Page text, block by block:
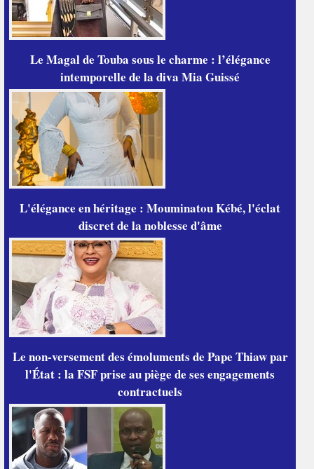
Le Magal de Touba sous le charme : l’élégance
intemporelle de la diva Mia Guissé
L'élégance en héritage : Mouminatou Kébé, l'éclat
discret de la noblesse d'âme
Le non-versement des émoluments de Pape Thiaw par
l'État : la FSF prise au piège de ses engagements
contractuels